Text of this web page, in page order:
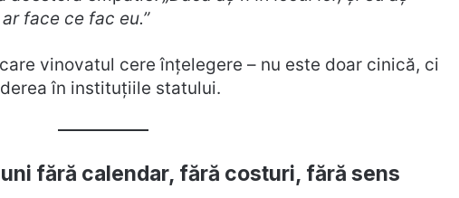
face ce fac eu.”
vinovatul cere înțelegere – nu este doar cinică, ci
în instituțiile statului.
fără calendar, fără costuri, fără sens